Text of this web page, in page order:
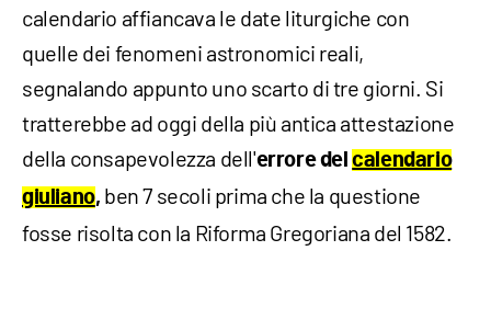
calendario affiancava le date liturgiche con
quelle dei fenomeni astronomici reali,
segnalando appunto uno scarto di tre giorni. Si
tratterebbe ad oggi della più antica attestazione
della consapevolezza dell'errore delcalendario
giuliano, ben 7 secoli prima che la questione
fosse risolta con la Riforma Gregoriana del 1582.